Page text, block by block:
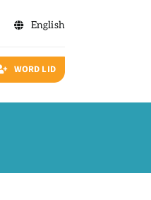
English
WORD LID